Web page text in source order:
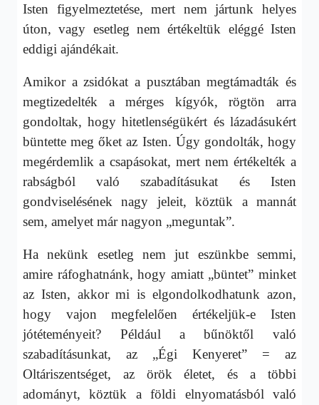
Isten figyelmeztetése, mert nem jártunk helyes
úton, vagy esetleg nem értékeltük eléggé Isten
eddigi ajándékait.
Amikor a zsidókat a pusztában megtámadták és
megtizedelték a mérges kígyók, rögtön arra
gondoltak, hogy hitetlenségükért és lázadásukért
büntette meg őket az Isten. Úgy gondolták, hogy
megérdemlik a csapásokat, mert nem értékelték a
rabságból való szabadításukat és Isten
gondviselésének nagy jeleit, köztük a mannát
sem, amelyet már nagyon „meguntak”.
Ha nekünk esetleg nem jut eszünkbe semmi,
amire ráfoghatnánk, hogy amiatt „büntet” minket
az Isten, akkor mi is elgondolkodhatunk azon,
hogy vajon megfelelően értékeljük-e Isten
jótéteményeit? Például a bűnöktől való
szabadításunkat, az „Égi Kenyeret” = az
Oltáriszentséget, az örök életet, és a többi
adományt, köztük a földi elnyomatásból való